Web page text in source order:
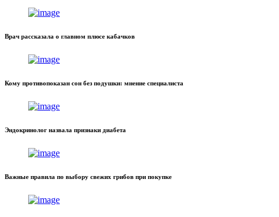
Врач рассказала о главном плюсе кабачков
Кому противопоказан сон без подушки: мнение специалиста
Эндокринолог назвала признаки диабета
Важные правила по выбору свежих грибов при покупке